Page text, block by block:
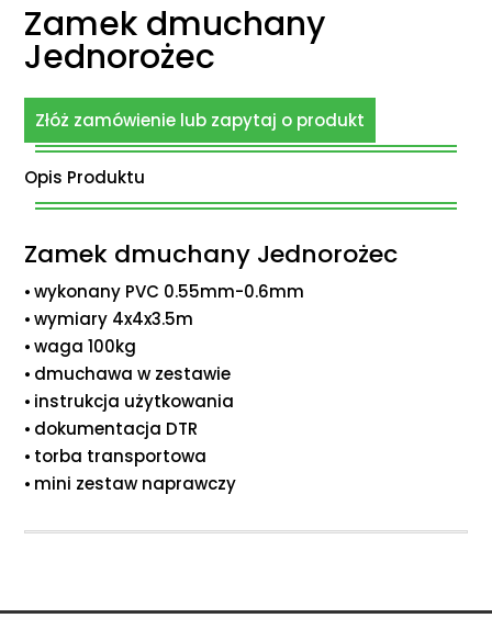
Zamek dmuchany
Jednorożec
Złóż zamówienie lub zapytaj o produkt
Opis Produktu
Zamek dmuchany Jednorożec
⦁ wykonany PVC 0.55mm-0.6mm
⦁ wymiary 4x4x3.5m
⦁ waga 100kg
⦁ dmuchawa w zestawie
⦁ instrukcja użytkowania
⦁ dokumentacja DTR
⦁ torba transportowa
⦁ mini zestaw naprawczy